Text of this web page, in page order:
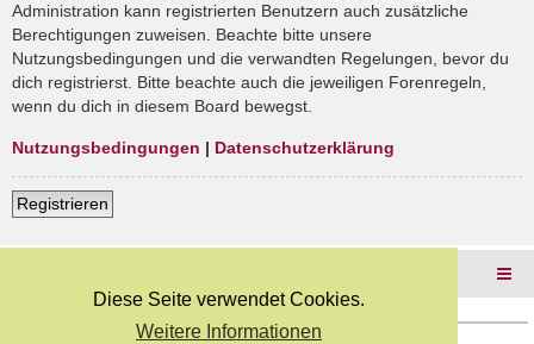
Diese Seite verwendet Cookies.
Weitere Informationen
Administration kann registrierten Benutzern auch zusätzliche
Berechtigungen zuweisen. Beachte bitte unsere
Nutzungsbedingungen und die verwandten Regelungen, bevor du
dich registrierst. Bitte beachte auch die jeweiligen Forenregeln,
wenn du dich in diesem Board bewegst.
Nutzungsbedingungen | Datenschutzerklärung
Registrieren